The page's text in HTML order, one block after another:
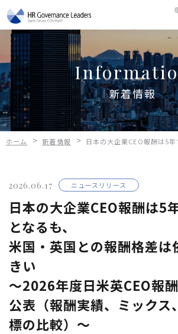
新着情報
会社情報
サービス
お問い合わせ
新着情報
ホーム > 新着情報 > 日本の大企業CEO報酬は5
2026.06.17 ニュースリリース
日本の大企業CEO報酬は5
となるも、
米国・英国との報酬格差は
きい
～2026年度日米英CEO報
公表（報酬実績、ミックス
標の比較）～